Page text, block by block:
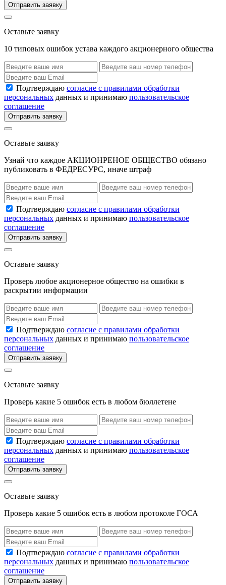
Отправить заявку
Оставьте заявку
10 типовых ошибок устава каждого акционерного общества
Подтверждаю согласие с правилами обработки
персональных данных и принимаю пользовательское
соглашение
Отправить заявку
Оставьте заявку
Узнай что каждое АКЦИОНРЕНОЕ ОБЩЕСТВО обязано
публиковать в ФЕДРЕСУРС, иначе штраф
Подтверждаю согласие с правилами обработки
персональных данных и принимаю пользовательское
соглашение
Отправить заявку
Оставьте заявку
Проверь любое акционерное общество на ошибки в
раскрытии информации
Подтверждаю согласие с правилами обработки
персональных данных и принимаю пользовательское
соглашение
Отправить заявку
Оставьте заявку
Проверь какие 5 ошибок есть в любом бюллетене
Подтверждаю согласие с правилами обработки
персональных данных и принимаю пользовательское
соглашение
Отправить заявку
Оставьте заявку
Проверь какие 5 ошибок есть в любом протоколе ГОСА
Подтверждаю согласие с правилами обработки
персональных данных и принимаю пользовательское
соглашение
Отправить заявку